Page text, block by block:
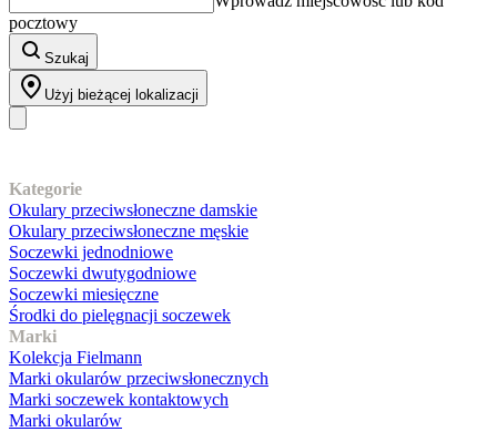
pocztowy
Szukaj
Użyj bieżącej lokalizacji
Kategorie
Okulary przeciwsłoneczne damskie
Okulary przeciwsłoneczne męskie
Soczewki jednodniowe
Soczewki dwutygodniowe
Soczewki miesięczne
Środki do pielęgnacji soczewek
Marki
Kolekcja Fielmann
Marki okularów przeciwsłonecznych
Marki soczewek kontaktowych
Marki okularów